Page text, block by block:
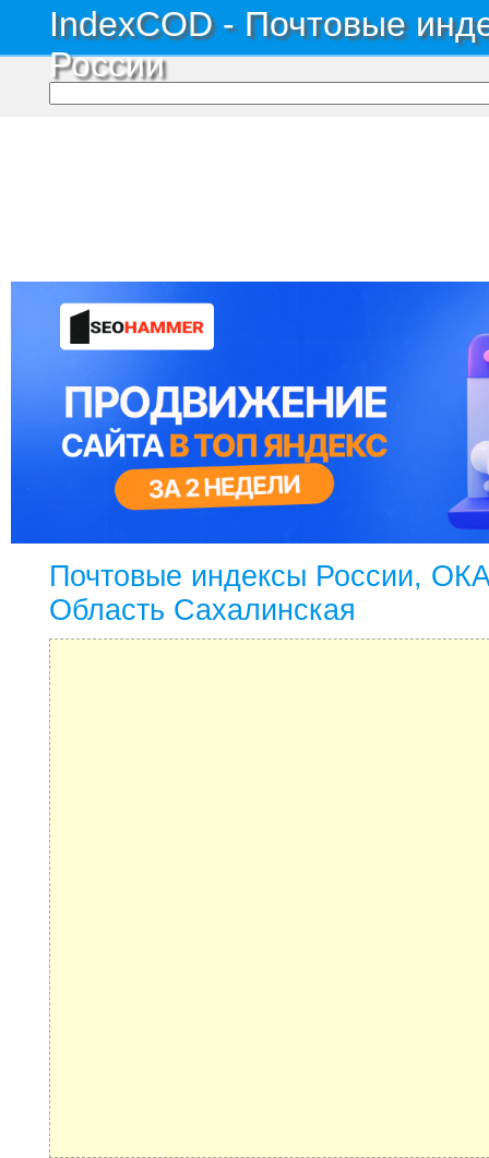
IndexCOD - Почтовые
России
Почтовые индексы России,
Область Сахалинская